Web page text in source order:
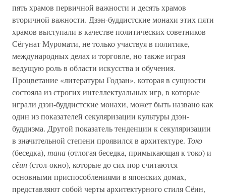
пять храмов первичной важности и десять храмов
вторичной важности. Дзэн-буддистские монахи этих пяти
храмов выступали в качестве политических советников
Сёгунат Муромати, не только участвуя в политике,
международных делах и торговле, но также играя
ведущую роль в области искусства и обучения.
Процветание «литературы Годзан», которая в сущности
состояла из строгих интеллектуальных игр, в которые
играли дзэн-буддистские монахи, может быть названо как
один из показателей секуляризации культуры дзэн-
буддизма. Другой показатель тенденции к секуляризации
в значительной степени проявился в архитектуре. Токо
(беседка), тана(отлогая беседка, примыкающая к токо) и
сёин(стол-окно), которые до сих пор считаются
основными приспособлениями в японских домах,
представляют собой черты архитектурного стиля Сёин,